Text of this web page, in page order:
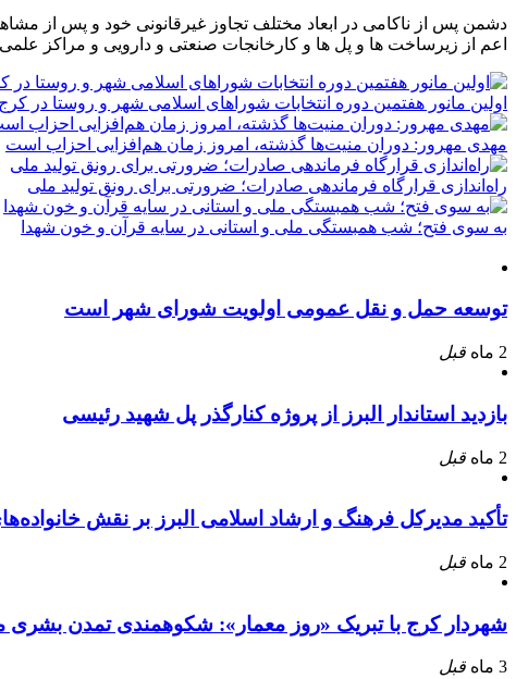
دشمن پس از ناکامی در ابعاد مختلف تجاوز غیرقانونی خود و پس از
اعم از زیرساخت ها و پل ها و کارخانجات صنعتی و دارویی و مراکز
اولین مانور هفتمین دوره انتخابات شوراهای اسلامی شهر و روستا در
مهدی مهرور: دوران منیت‌ها گذشته، امروز زمان هم‌افزایی احزاب است
راه‌اندازی قرارگاه فرماندهی صادرات؛ ضرورتی برای رونق تولید ملی
به سوی فتح؛ شب همبستگی ملی و استانی در سایه قرآن و خون شهدا
توسعه حمل و نقل عمومی اولویت شورای شهر است
2 ماه قبل
بازدید استاندار البرز از پروژه کنارگذر پل شهید رئیسی
2 ماه قبل
تأکید مدیرکل فرهنگ و ارشاد اسلامی البرز بر نقش
2 ماه قبل
شهردار کرج با تبریک «روز معمار»: شکوهمندی تمدن بشری
3 ماه قبل